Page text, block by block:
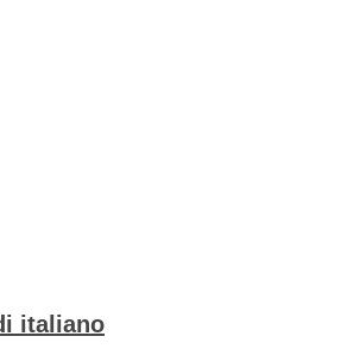
italiano